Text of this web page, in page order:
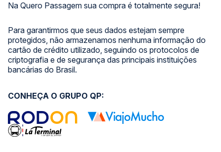
Na Quero Passagem sua compra é totalmente segura!
Para garantirmos que seus dados estejam sempre
protegidos, não armazenamos nenhuma informação do
cartão de crédito utilizado, seguindo os protocolos de
criptografia e de segurança das principais instituições
bancárias do Brasil.
CONHEÇA O GRUPO QP: